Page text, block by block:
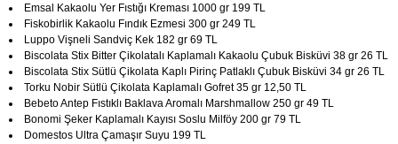
Emsal Kakaolu Yer Fıstığı Kreması 1000 gr 199 TL
Fiskobirlik Kakaolu Fındık Ezmesi 300 gr 249 TL
Luppo Vişneli Sandviç Kek 182 gr 69 TL
Biscolata Stix Bitter Çikolatalı Kaplamalı Kakaolu Çubuk Bisküvi 38 gr 26 TL
Biscolata Stix Sütlü Çikolata Kaplı Pirinç Patlaklı Çubuk Bisküvi 34 gr 26 TL
Torku Nobir Sütlü Çikolata Kaplamalı Gofret 35 gr 12,50 TL
Bebeto Antep Fıstıklı Baklava Aromalı Marshmallow 250 gr 49 TL
Bonomi Şeker Kaplamalı Kayısı Soslu Milföy 200 gr 79 TL
Domestos Ultra Çamaşır Suyu 199 TL